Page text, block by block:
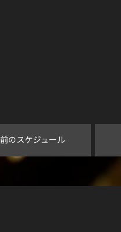
前のスケジュール